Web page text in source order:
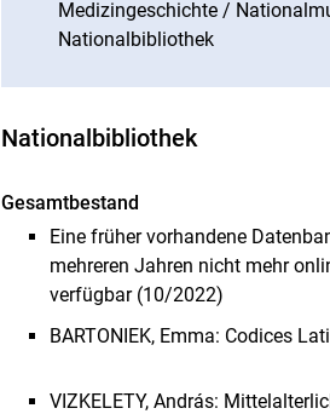
Medizingeschichte /
Nationalbibliothek
Nationalbibliothek
Gesamtbestand
Eine früher vorhandene
mehreren Jahren nicht mehr
verfügbar (10/2022)
BARTONIEK, Emma: Codices
VIZKELETY, András: